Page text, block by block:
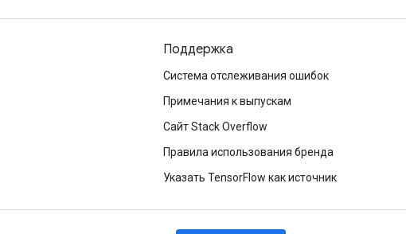
Поддержка
Система отслеживания ошибок
Примечания к выпускам
Сайт Stack Overflow
Правила использования бренда
Указать TensorFlow как источник